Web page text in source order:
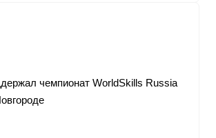
чемпионат WorldSkills Russia